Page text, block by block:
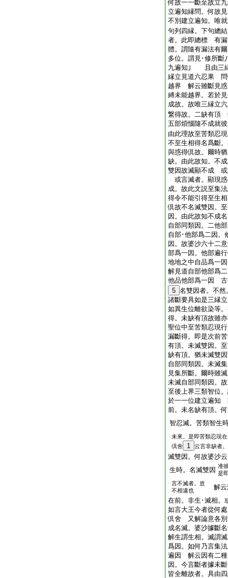
何故一一斷至故立
立遍知縁問。何故
不別建立遍知。唯
句列四縁。下句
者。此即總標 有漏
體。謂隨有漏法有
多位。謂見･修所
九遍知｣ 且由三縁
縁立見道六忍果 問
越界 解云雖斷見惑
縛未能越界。若於
成故。故唯三縁立
繋得故。二缺有頂
五部煩惱隨不成就
由此理故至苦類忍
不至生相得名爲斷
與惑得倶故。爾時
缺。由此故知。不
雙因故滅顯不成 或
或言滅者。顯現
成。故此文説至集
得令不能引得至生
倶故不名滅雙因。
因。由此故知不成
自部同類因。二他
自部･他部爲二因。
因。故婆沙六十二
部爲一因。他部遍
地地之中自品爲一
解見道自部他部爲
他品他部爲一因 古
5 名雙因者。不
諸斷要具如是三縁
如異生位離欲染等
得。未缺有頂故雖
聖位中至苦類忍現
漏斷得。即是次前
有頂。未滅雙因。
缺有頂。猶未滅雙
自部同類因。未滅
見集所斷。爾時雖
未滅自部同類因。
至後上界三類智位
於一一位建立遍知
前。未名缺有頂。
智忍滅。苦類智生
未來。是即苦類忍現
倶舍
1 云言非缺者
滅雙因。何故婆沙
生時。名滅雙因 准
是
言不滅者。豈
不相違也
解云
在前。非生･滅相。
如言大王今者從何
倶舍 又解論意各別
成名滅。婆沙據斷
解生謂生相。滅謂
爲因。如何乃言集
遍因 解云因有二種
因。今言斷者據
皆全離故者。具由